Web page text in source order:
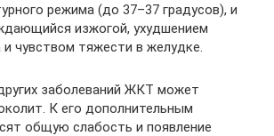
режима (до 37–37 градусов), и
изжогой, ухудшением
и чувством тяжести в желудке.
заболеваний ЖКТ может
К его дополнительным
общую слабость и появление